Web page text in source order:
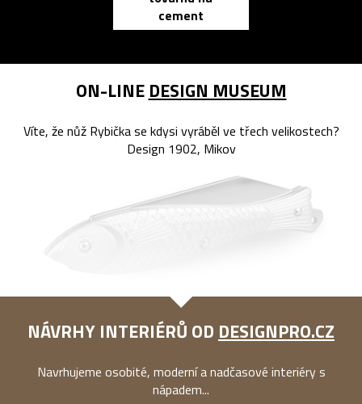
cement
ON-LINE DESIGN MUSEUM
Víte, že nůž Rybička se kdysi vyráběl ve třech velikostech?
Design 1902, Mikov
NÁVRHY INTERIÉRŮ OD DESIGNPRO.CZ
Navrhujeme osobité, moderní a nadčasové interiéry s
nápadem...